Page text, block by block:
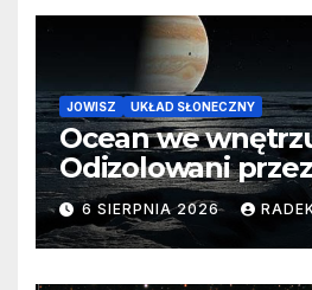
JOWISZ UKŁAD SŁONECZNY
Ocean we
Odizolowani
barierę
6 SIERPNIA 2026